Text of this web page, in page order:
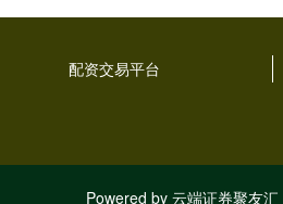
配资交易平台
Powered by 云端证券聚友汇